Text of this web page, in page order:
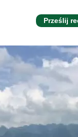
Prześlij